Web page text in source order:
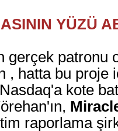
YÜZÜ
gerçek patronu
, hatta bu proje
kote
raporlama